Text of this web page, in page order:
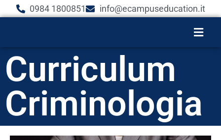
0984 1800851 info@ecampuseducation.it
Curriculum
Criminologia